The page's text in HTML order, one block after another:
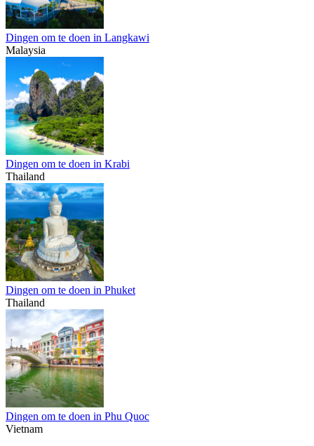
Dingen om te doen in Langkawi
Malaysia
Dingen om te doen in Krabi
Thailand
Dingen om te doen in Phuket
Thailand
Dingen om te doen in Phu Quoc
Vietnam